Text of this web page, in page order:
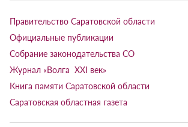
Правительство Саратовской области
Официальные публикации
Собрание законодательства СО
Журнал «Волга XXI век»
Книга памяти Саратовской области
Саратовская областная газета